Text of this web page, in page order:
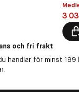
Pris:
3
och fri frakt
handlar för minst